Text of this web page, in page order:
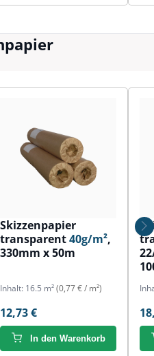
Skizzenpapier
transparent40g/m²,
330mm x 50m
Inhalt: 16.5 m²(0,77 € / m²)
12,73 €
In den Warenkorb